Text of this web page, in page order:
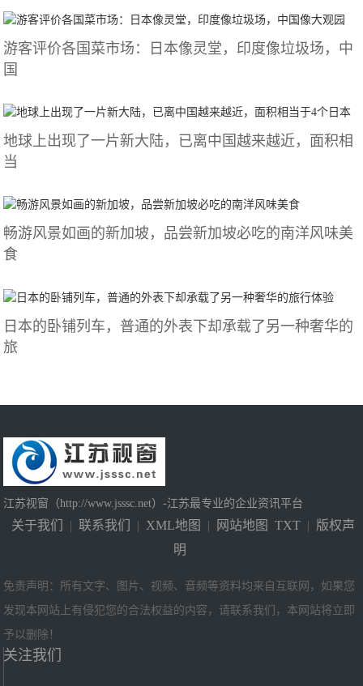
游客评价各国菜市场：日本像灵堂，印度像垃圾场，中
国
地球上出现了一片新大陆，已离中国越来越近，面积相
当
畅游风景如画的新加坡，品尝新加坡必吃的南洋风味美
食
日本的卧铺列车，普通的外表下却承载了另一种奢华的
旅
江苏视窗（http://www.jsssc.net）-江苏最专业的企业资讯平台
关于我们 | 联系我们 | XML地图 | 网站地图 TXT | 版权声
明
免责声明：所有文字、图片、视频、音频等资料均来自互联网，如果您
发现本网站上有侵犯您的合法权益的内容，请联系我们，本网站将立即
予以删除！
关注我们